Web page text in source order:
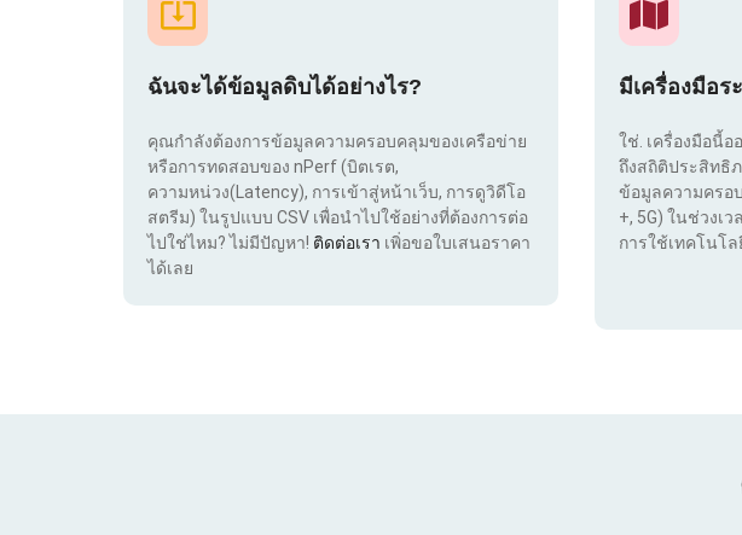
ฉันจะได้ข้อมูลดิบได้อย่างไร?
คุณกำลังต้องการข้อมูลความครอบคลุมของเครือข่าย
หรือการทดสอบของ nPerf (บิตเรต,
ความหน่วง(Latency), การเข้าสู่หน้าเว็บ, การดูวิดีโอ
สตรีม) ในรูปแบบ CSV เพื่อนำไปใช้อย่างที่ต้องการต่อ
ไปใช่ไหม? ไม่มีปัญหา! ติดต่อเรา เพิ่อขอใบเสนอราคา
ได้เลย
มีเครื่องมือ
ใช่. เครื่องมือนี้
ถึงสถิติประสิทธิ
ข้อมูลความครอบ
+, 5G) ในช่วงเ
การใช้เทคโนโ